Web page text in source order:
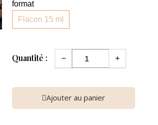
format
Flacon 15 ml
Quantité : − +
Ajouter au panier